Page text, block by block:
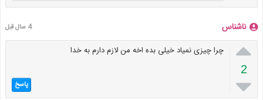
ناشناس 4 سال قبل

2

چرا چیزی نمیاد خیلی بده اخه من لازم دارم به خدا
پاسخ